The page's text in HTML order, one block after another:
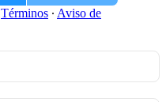
Términos ∙ Aviso de